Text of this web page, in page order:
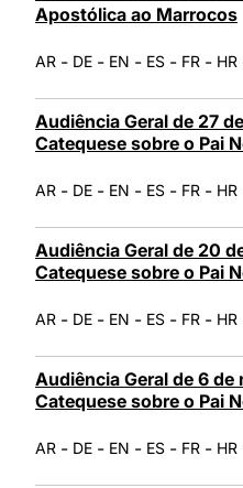
Apostólica ao Marrocos
AR - DE - EN - ES - FR - HR
Audiência Geral de 27
Catequese sobre o Pai
AR - DE - EN - ES - FR - HR
Audiência Geral de 20
Catequese sobre o Pai
AR - DE - EN - ES - FR - HR
Audiência Geral de 6 de
Catequese sobre o Pai
AR - DE - EN - ES - FR - HR